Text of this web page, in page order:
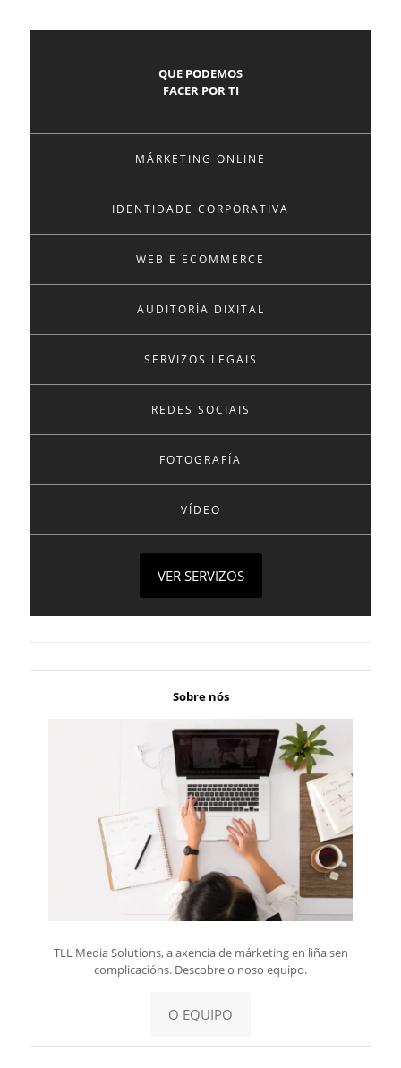
QUE PODEMOS
FACER POR TI
MÁRKETING ONLINE
IDENTIDADE CORPORATIVA
WEB E ECOMMERCE
AUDITORÍA DIXITAL
SERVIZOS LEGAIS
REDES SOCIAIS
FOTOGRAFÍA
VÍDEO
VER SERVIZOS
Sobre nós
TLL Media Solutions, a axencia de márketing en liña sen
complicacións. Descobre o noso equipo.
O EQUIPO